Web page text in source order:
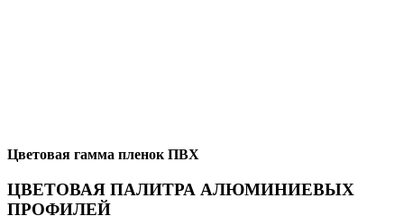
Цветовая гамма пленок ПВХ
ЦВЕТОВАЯ ПАЛИТРА АЛЮМИНИЕВЫХ
ПРОФИЛЕЙ